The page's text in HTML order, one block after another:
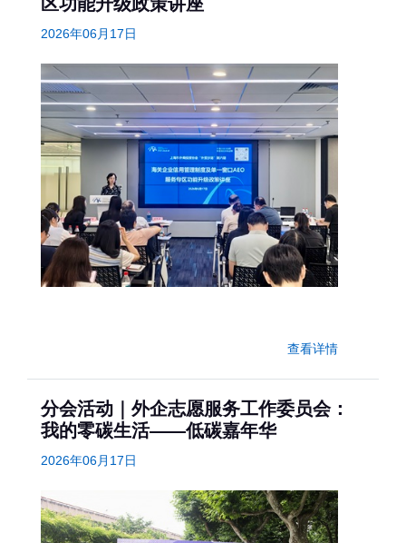
2026年06月17日
查看详情
分会活动｜外企志愿服务工作委员会：
我的零碳生活——低碳嘉年华
2026年06月17日